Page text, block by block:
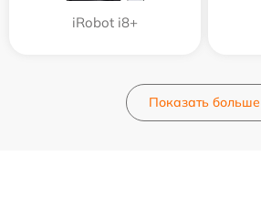
iRobot i8+
Показать больше